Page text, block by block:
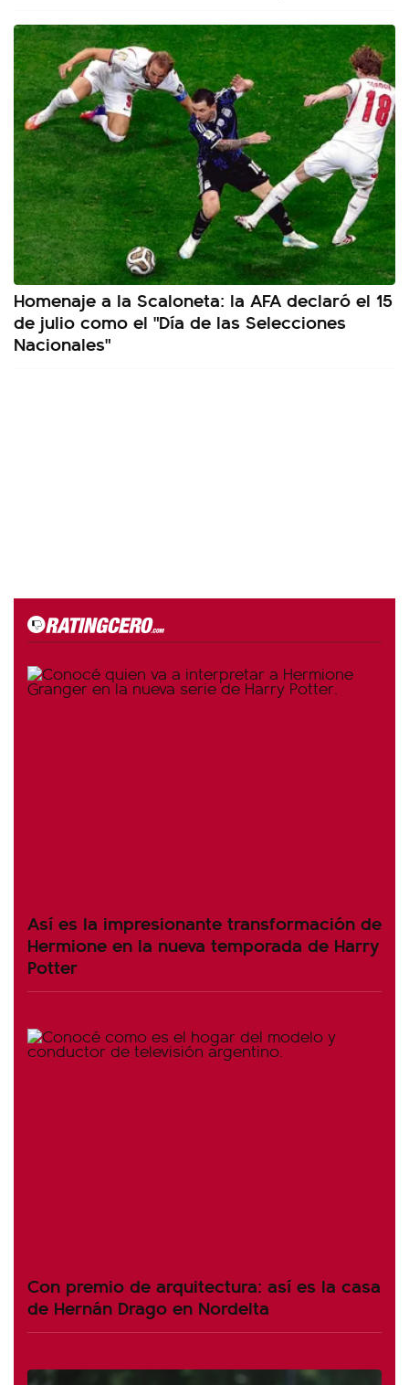
Homenaje a la Scaloneta: la AFA declaró el 15
de julio como el "Día de las Selecciones
Nacionales"
Así es la impresionante transformación de
Hermione en la nueva temporada de Harry
Potter
Con premio de arquitectura: así es la casa
de Hernán Drago en Nordelta